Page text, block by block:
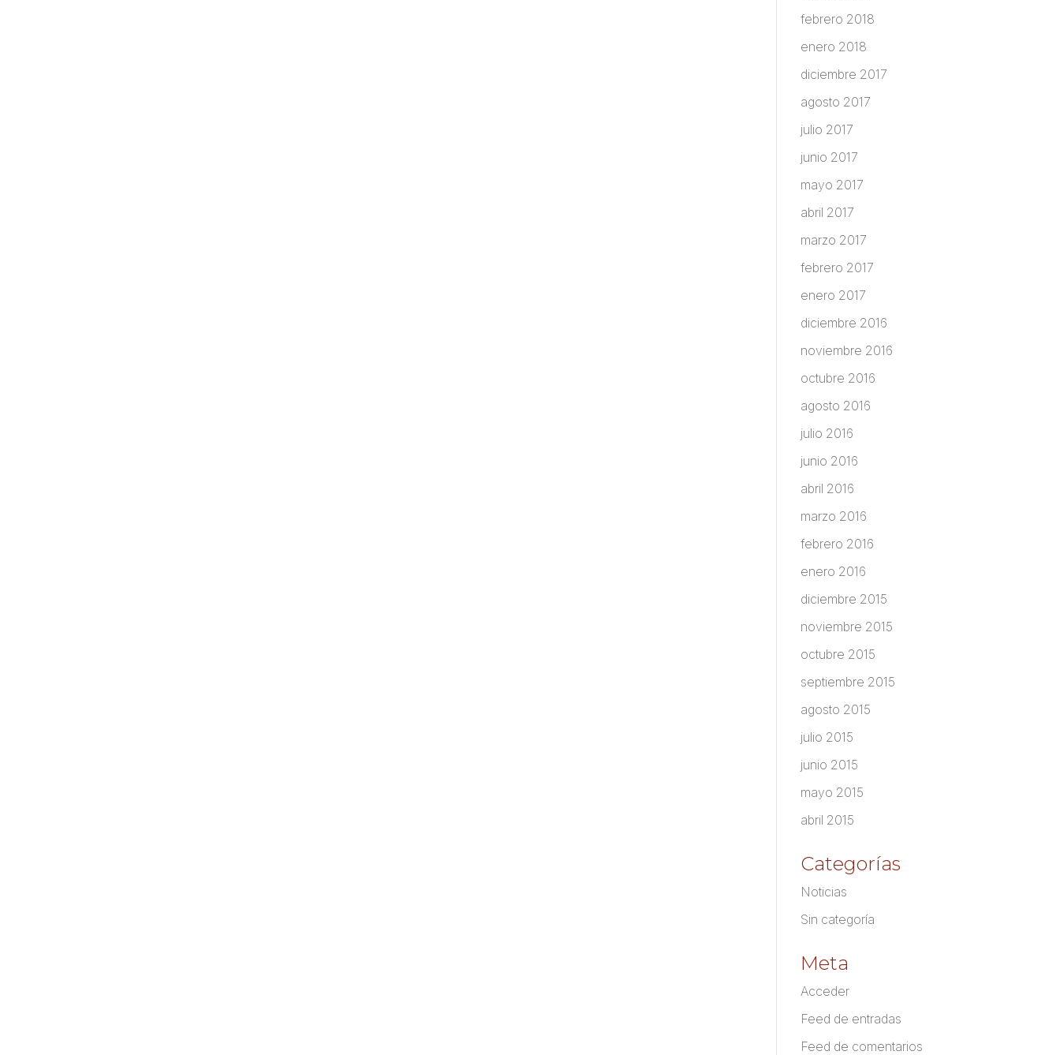
febrero 2018
enero 2018
diciembre 2017
agosto 2017
julio 2017
junio 2017
mayo 2017
abril 2017
marzo 2017
febrero 2017
enero 2017
diciembre 2016
noviembre 2016
octubre 2016
agosto 2016
julio 2016
junio 2016
abril 2016
marzo 2016
febrero 2016
enero 2016
diciembre 2015
noviembre 2015
octubre 2015
septiembre 2015
agosto 2015
julio 2015
junio 2015
mayo 2015
abril 2015
Categorías
Noticias
Sin categoría
Meta
Acceder
Feed de entradas
Feed de comentarios